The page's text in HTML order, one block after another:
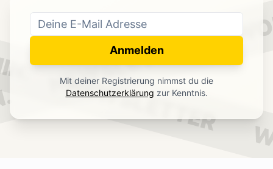
NEWSLETTER
NEWSLETTER
Anmelden
Mit deiner Registrierung nimmst du die
Datenschutzerklärung zur Kenntnis.